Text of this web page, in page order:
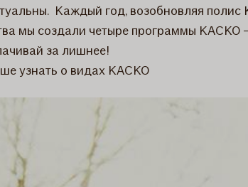
Каждый год, возобновляя
мы создали четыре программы
за лишнее!
узнать о видах КАСКО